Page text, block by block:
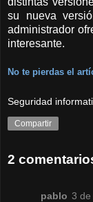
su nueva
administrador
interesante.
No te pierdas el
Seguridad
Compartir
2
pablo 3 de